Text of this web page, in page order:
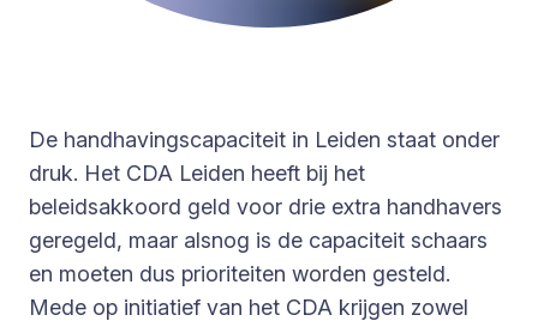
De handhavingscapaciteit in Leiden staat onder
druk. Het CDA Leiden heeft bij het
beleidsakkoord geld voor drie extra handhavers
geregeld, maar alsnog is de capaciteit schaars
en moeten dus prioriteiten worden gesteld.
Mede op initiatief van het CDA krijgen zowel